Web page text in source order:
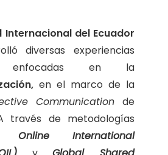
Internacional del Ecuador
diversas experiencias
enfocadas en la
en el marco de la
Communication de
través de metodologías
Online International